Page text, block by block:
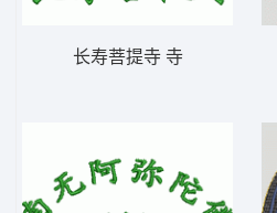
长寿菩提寺 寺